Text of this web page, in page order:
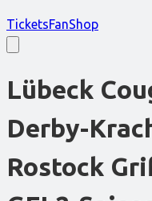
TicketsFanShop
Lübeck
Derby-
Rostock